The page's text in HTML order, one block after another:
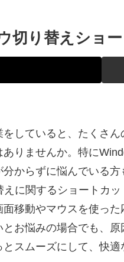
切り替えショ
していると、たくさ
りませんか。特に
からずに悩んでいる
に関するショートカ
移動やマウスを使っ
お悩みの場合でも、
スムーズにして、快